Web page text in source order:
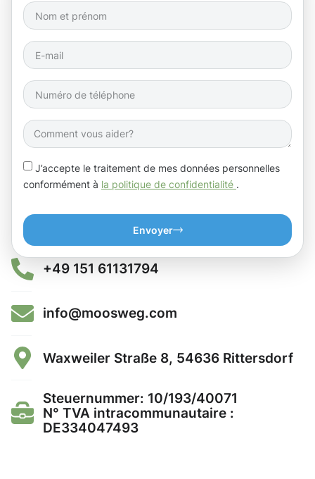
J’accepte le traitement de mes données personnelles
conformément à la politique de confidentialité .
Envoyer
+49 151 61131794
info@moosweg.com
Waxweiler Straße 8, 54636 Rittersdorf
Steuernummer: 10/193/40071
N° TVA intracommunautaire :
DE334047493